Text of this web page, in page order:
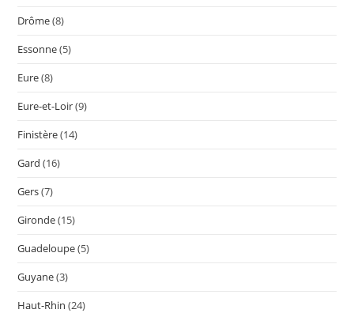
Drôme(8)
Essonne(5)
Eure(8)
Eure-et-Loir(9)
Finistère(14)
Gard (16)
Gers(7)
Gironde(15)
Guadeloupe(5)
Guyane(3)
Haut-Rhin (24)